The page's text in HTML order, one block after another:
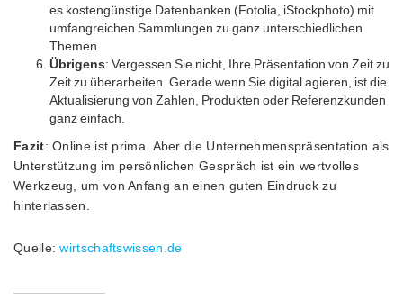
es kostengünstige Datenbanken (Fotolia, iStockphoto) mit
umfangreichen Sammlungen zu ganz unterschiedlichen
Themen.
Übrigens: Vergessen Sie nicht, Ihre Präsentation von Zeit zu
Zeit zu überarbeiten. Gerade wenn Sie digital agieren, ist die
Aktualisierung von Zahlen, Produkten oder Referenzkunden
ganz einfach.
Fazit: Online ist prima. Aber die Unternehmenspräsentation als
Unterstützung im persönlichen Gespräch ist ein wertvolles
Werkzeug, um von Anfang an einen guten Eindruck zu
hinterlassen.
Quelle:wirtschaftswissen.de